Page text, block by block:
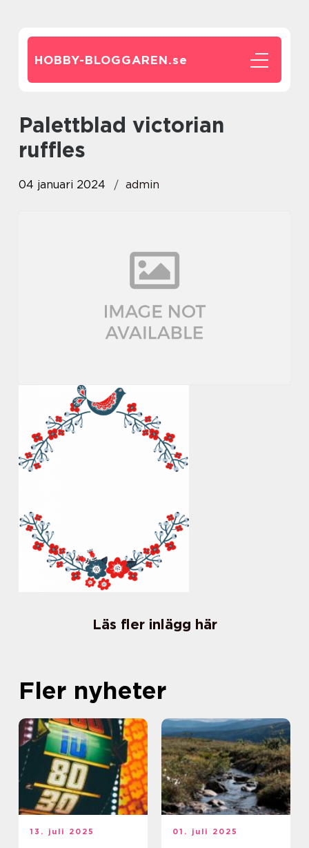
HOBBY-BLOGGAREN.se
palettblad victorian
ruffles
04 januari 2024 admin
Läs fler inlägg här
Fler nyheter
13. juli 2025 01. juli 2025